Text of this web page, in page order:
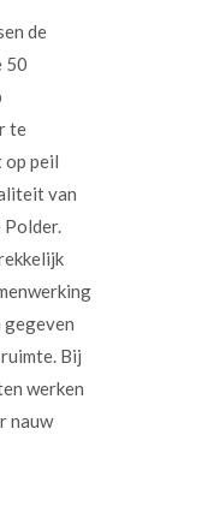
de
50
te
op peil
van
Bij
werken
nauw